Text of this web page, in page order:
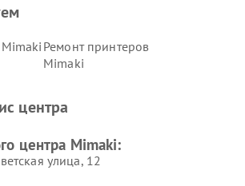
Ремонт принтеров
Mimaki
центра
центра Mimaki:
улица, 12